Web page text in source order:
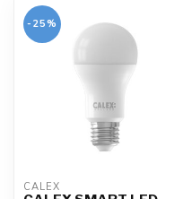
-25%
CALEX